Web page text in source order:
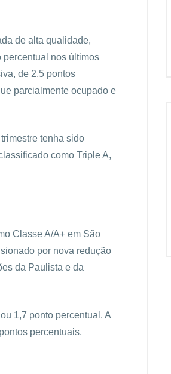
de alta qualidade,
percentual nos últimos
de 2,5 pontos
parcialmente ocupado e
tenha sido
como Triple A,
Classe A/A+ em São
por nova redução
da Paulista e da
1,7 ponto percentual. A
percentuais,